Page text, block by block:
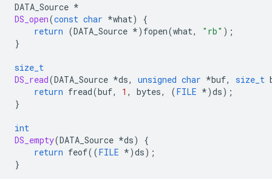
DATA_Source *
DS_open(const char *what)
{
return (DATA_Source *) fopen(what, "rb" );
}
size_t
DS_read(DATA_Source *ds, unsigned char *buf, size_t
return fread(buf, 1 , bytes, (FILE *)ds);
}
int
DS_empty(DATA_Source *ds)
{
return feof((FILE *)ds);
}